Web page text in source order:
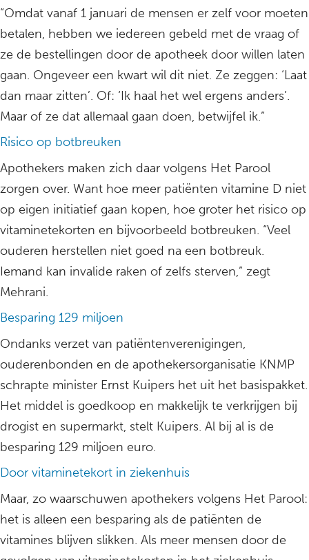
“Omdat vanaf 1 januari de mensen er zelf voor moeten
betalen, hebben we iedereen gebeld met de vraag of
ze de bestellingen door de apotheek door willen laten
gaan. Ongeveer een kwart wil dit niet. Ze zeggen: ‘Laat
dan maar zitten’. Of: ‘Ik haal het wel ergens anders’.
Maar of ze dat allemaal gaan doen, betwijfel ik.”
Risico op botbreuken
Apothekers maken zich daar volgens Het Parool
zorgen over. Want hoe meer patiënten vitamine D niet
op eigen initiatief gaan kopen, hoe groter het risico op
vitaminetekorten en bijvoorbeeld botbreuken. “Veel
ouderen herstellen niet goed na een botbreuk.
Iemand kan invalide raken of zelfs sterven,” zegt
Mehrani.
Besparing 129 miljoen
Ondanks verzet van patiëntenverenigingen,
ouderenbonden en de apothekersorganisatie KNMP
schrapte minister Ernst Kuipers het uit het basispakket.
Het middel is goedkoop en makkelijk te verkrijgen bij
drogist en supermarkt, stelt Kuipers. Al bij al is de
besparing 129 miljoen euro.
Door vitaminetekort in ziekenhuis
Maar, zo waarschuwen apothekers volgens Het Parool:
het is alleen een besparing als de patiënten de
vitamines blijven slikken. Als meer mensen door de